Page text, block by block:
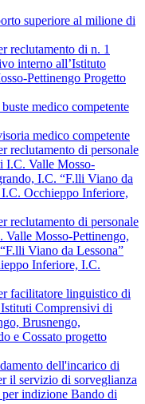
superiore al milione di
reclutamento di n. 1
interno all’Istituto
Pettinengo Progetto
medico competente
medico competente
reclutamento di personale
Valle Mosso-
I.C. “F.lli Viano da
Occhieppo Inferiore,
reclutamento di personale
Mosso-Pettinengo,
Viano da Lessona”
Inferiore, I.C.
facilitatore linguistico di
Comprensivi di
Brusnengo,
e Cossato progetto
dell'incarico di
il servizio di sorveglianza
indizione Bando di